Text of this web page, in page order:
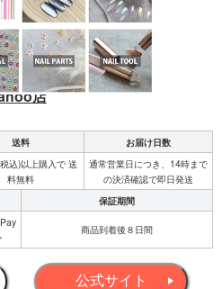
店
送料 お届け日数
込)以上購入で 送
料無料
通常営業日につき、14時まで
の決済確認で即日発送
保証期間
商品到着後８日間
公式サイト